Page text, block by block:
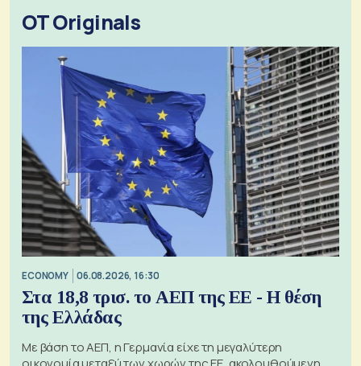
OT Originals
ECONOMY 06.08.2026, 16:30
Στα 18,8 τρισ. το ΑΕΠ της ΕΕ - Η θέση
της Ελλάδας
Με βάση το ΑΕΠ, η Γερμανία είχε τη μεγαλύτερη